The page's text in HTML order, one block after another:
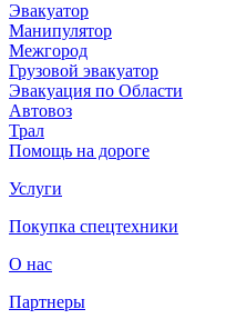
Эвакуатор
Манипулятор
Межгород
Грузовой эвакуатор
Эвакуация по Области
Автовоз
Трал
Помощь на дороге
Услуги
Покупка спецтехники
О нас
Партнеры